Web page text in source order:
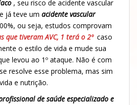
, seu risco de acidente vascular
já teve um acidente vascular
ou seja, estudos comprovam
que tiveram AVC, 1 terá o 2º caso
o estilo de vida e mude sua
levou ao 1º ataque. Não é com
resolve esse problema, mas sim
e nutrição.
de saúde especializado e